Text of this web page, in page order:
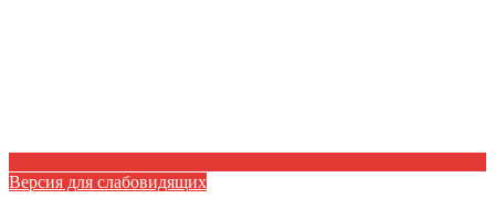
Версия для слабовидящих